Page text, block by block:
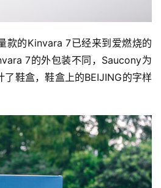
款的Kinvara 7已经来到爱燃烧的
7的外包装不同，Saucony为
了鞋盒，鞋盒上的BEIJING的字样